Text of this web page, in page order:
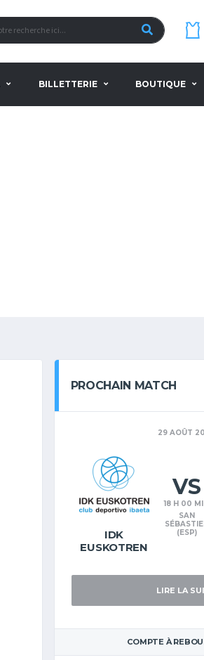
BILLETTERIE BOUTIQUE
PROCHAIN MATCH
29 AOÛT
IDK
EUSKOTREN
VS
18 H 00
SAN
(ESP)
LIRE LA
COMPTE À